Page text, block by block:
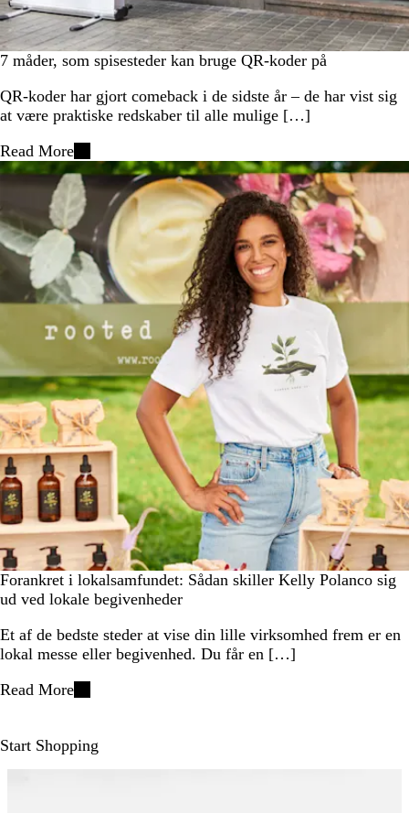
7 måder, som spisesteder kan bruge QR-koder på
QR-koder har gjort comeback i de sidste år – de har vist sig
at være praktiske redskaber til alle mulige […]
Read More
Forankret i lokalsamfundet: Sådan skiller Kelly Polanco sig
ud ved lokale begivenheder
Et af de bedste steder at vise din lille virksomhed frem er en
lokal messe eller begivenhed. Du får en […]
Read More
Start Shopping